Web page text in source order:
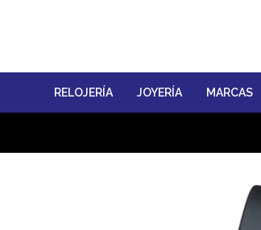
RELOJERÍA JOYERÍA MARCAS